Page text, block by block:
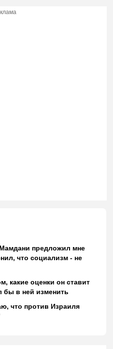
предложил мне
что социализм - не
какие оценки он ставит
бы в ней изменить
что против Израиля